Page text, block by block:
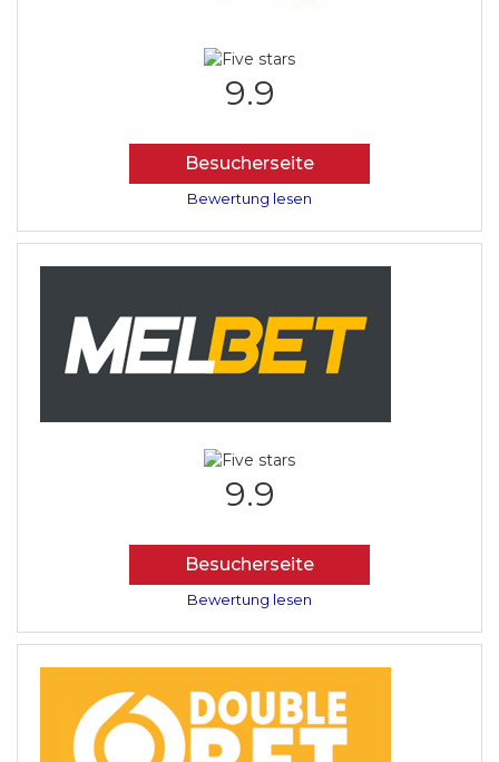
9.9
Besucherseite
Bewertung lesen
9.9
Besucherseite
Bewertung lesen